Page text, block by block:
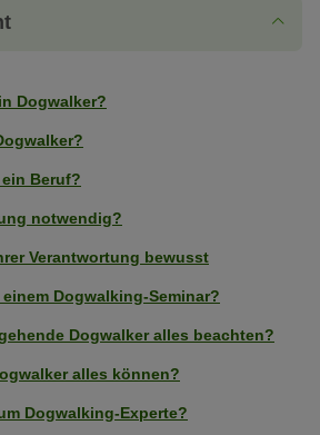
Dogwalker?
Beruf?
notwendig?
Verantwortung bewusst
Dogwalking-Seminar?
Dogwalker alles beachten?
alles können?
Dogwalking-Experte?